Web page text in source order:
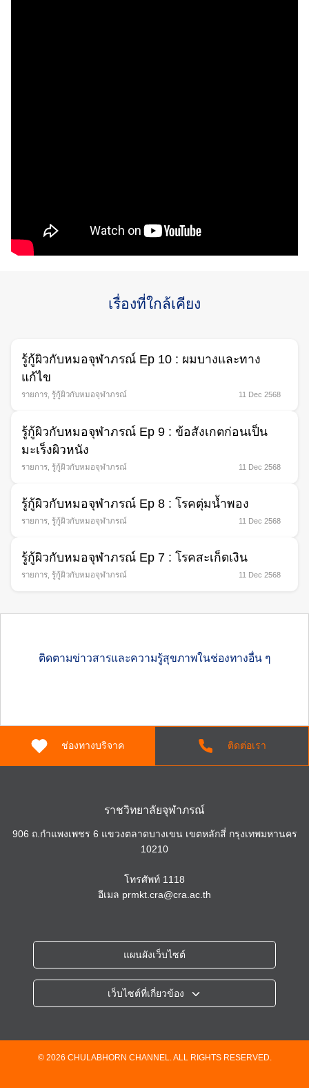
เรื่องที่ใกล้เคียง
รู้กู้ผิวกับหมอจุฬาภรณ์ Ep 10 : ผมบางและทาง
แก้ไข
รายการ รู้กู้ผิวกับหมอจุฬาภรณ์ 11 Dec 2568
รู้กู้ผิวกับหมอจุฬาภรณ์ Ep 9 : ข้อสังเกตก่อนเป็น
มะเร็งผิวหนัง
รายการ รู้กู้ผิวกับหมอจุฬาภรณ์ 11 Dec 2568
รู้กู้ผิวกับหมอจุฬาภรณ์ Ep 8 : โรคตุ่มนํ้าพอง
รายการ รู้กู้ผิวกับหมอจุฬาภรณ์ 11 Dec 2568
รู้กู้ผิวกับหมอจุฬาภรณ์ Ep 7 : โรคสะเก็ดเงิน
รายการ รู้กู้ผิวกับหมอจุฬาภรณ์ 11 Dec 2568
ติดตามข่าวสารและความรู้สุขภาพในช่องทางอื่น ๆ
ช่องทางบริจาค ติดต่อเรา
ราชวิทยาลัยจุฬาภรณ์
906 ถ.กำแพงเพชร 6 แขวงตลาดบางเขน เขตหลักสี่ กรุงเทพมหานคร
10210
โทรศัพท์ 1118
อีเมล prmkt.cra@cra.ac.th
แผนผังเว็บไซต์
เว็บไซต์ที่เกี่ยวข้อง
โรงพยาบาลจุฬาภรณ์
วิทยาลัยวิทยาศาสตร์การแพทย์เจ้าฟ้าจุฬาภรณ์
© 2026 CHULABHORN CHANNEL. ALL RIGHTS RESERVED.